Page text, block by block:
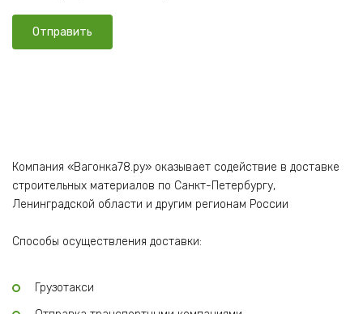
Компания «Вагонка78.ру» оказывает содействие в доставке
строительных материалов по Санкт-Петербургу,
Ленинградской области и другим регионам России
Способы осуществления доставки:
Грузотакси